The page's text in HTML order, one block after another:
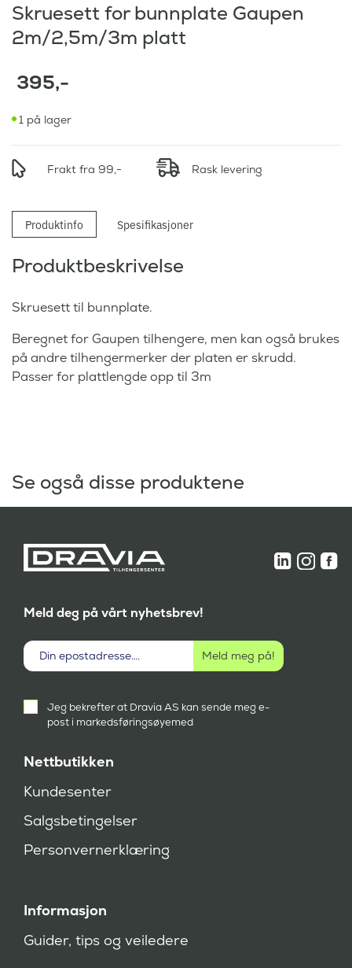
Skruesett for bunnplate Gaupen
2m/2,5m/3m platt
395,-
1 på lager
Frakt fra 99,- Rask levering
Produktinfo Spesifikasjoner
Produktbeskrivelse
Skruesett til bunnplate.
Beregnet for Gaupen tilhengere, men kan også brukes
på andre tilhengermerker der platen er skrudd.
Passer for plattlengde opp til 3m
Se også disse produktene
Nettbutikken
Kundesenter
Salgsbetingelser
Personvernerklæring
Informasjon
Guider, tips og veiledere
Meld deg på vårt nyhetsbrev!
samtykke
k
e
d
Jeg bekrefter at Dravia AS kan sende meg e-
post i markedsføringsøyemed